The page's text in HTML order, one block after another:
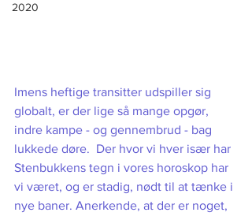
2020
Imens heftige transitter udspiller sig
globalt, er der lige så mange opgør,
indre kampe - og gennembrud - bag
lukkede døre.  Der hvor vi hver især har
Stenbukkens tegn i vores horoskop har
vi været, og er stadig, nødt til at tænke i
nye baner. Anerkende, at der er noget,